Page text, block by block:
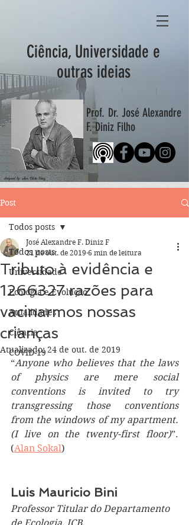
Ciência, Universidade e
outras ideias
Prof. Dr. José Alexandre
F. Diniz Filho
designed by: Ana Clara Diniz
Post
Todos posts
Universidade
Ecologia e Evolução
Atualidades
Ciência
COVID-19
Todos posts
Tributo à evidência e
1266327 razões para
vacinarmos nossas
crianças
José Alexandre F. Diniz F
21 de out. de 2019 6 min de leitura
Atualizado:24 de out. de 2019
“Anyone who believes that the laws
of physics are mere social
conventions is invited to try
transgressing those conventions
from the windows of my apartment.
(I live on the twenty-first floor)”.
(Alan Sokal)
Luis Mauricio Bini
Professor Titular do Departamento